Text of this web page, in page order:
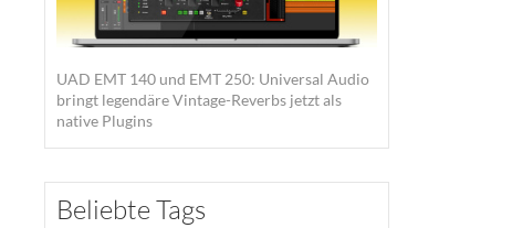
UAD EMT 140 und EMT 250: Universal Audio
bringt legendäre Vintage-Reverbs jetzt als
native Plugins
Beliebte Tags